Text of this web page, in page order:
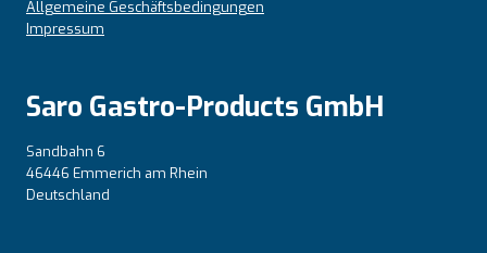
Allgemeine Geschäftsbedingungen
Impressum
Saro Gastro-Products GmbH
Sandbahn 6
46446 Emmerich am Rhein
Deutschland